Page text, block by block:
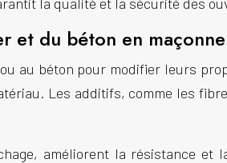
et du béton en
au béton pour modifier leurs
Les additifs, comme les
améliorent la résistance